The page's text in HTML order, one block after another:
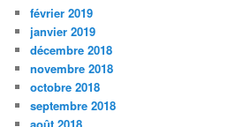
février 2019
janvier 2019
décembre 2018
novembre 2018
octobre 2018
septembre 2018